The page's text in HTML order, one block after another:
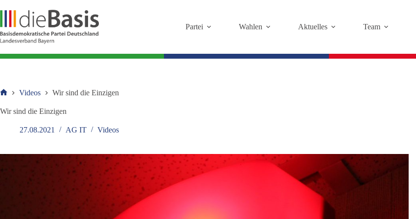
Inhalt
springen
Partei Wahlen Aktuelles Team
Videos Wir sind die Einzigen
Wir sind die Einzigen
27.08.2021 AG IT Videos